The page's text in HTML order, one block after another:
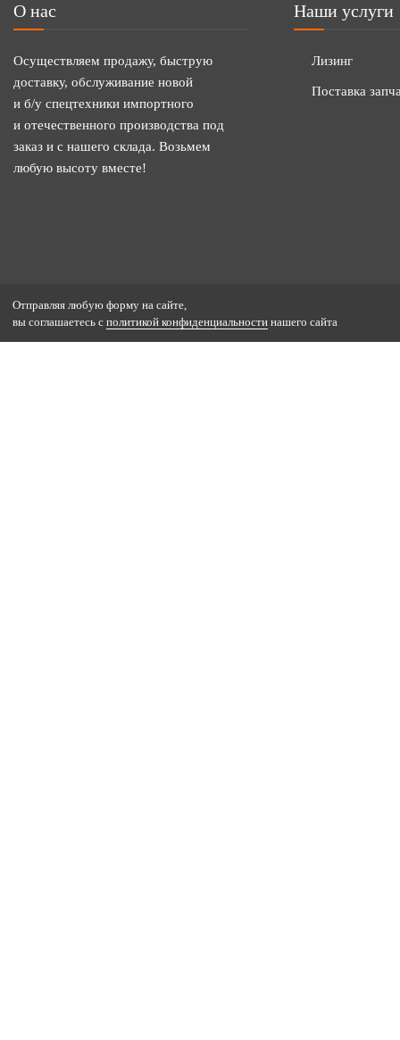
О нас
Осуществляем продажу, быструю
доставку, обслуживание новой
и б/у спецтехники импортного
и отечественного производства под
заказ и с нашего склада. Возьмем
любую высоту вместе!
Наши услуги
Лизинг
Поставка
Отправляя любую форму на сайте,
вы соглашаетесь с политикой конфиденциальности нашего сайта